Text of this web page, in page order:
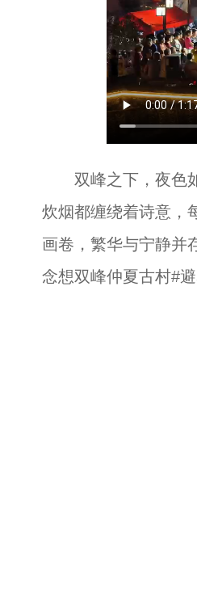
双峰之下，夜色如
炊烟都缠绕着诗意，
画卷，繁华与宁静并
念想双峰仲夏古村#